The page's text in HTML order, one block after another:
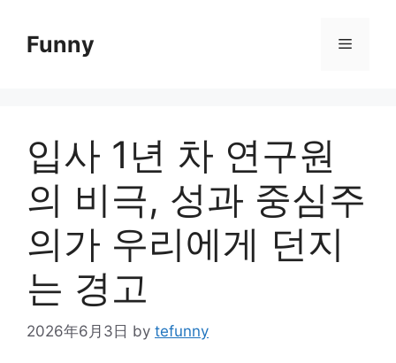
contentFunny Menu
입사 1년 차 연구원
의 비극, 성과 중심주
의가 우리에게 던지
는 경고
2026年6月3日 by tefunny